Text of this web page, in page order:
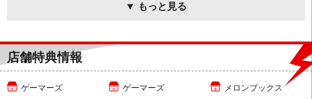
▼ もっと見る
店舗特典情報
ゲーマーズ ゲーマーズ メロンブックス